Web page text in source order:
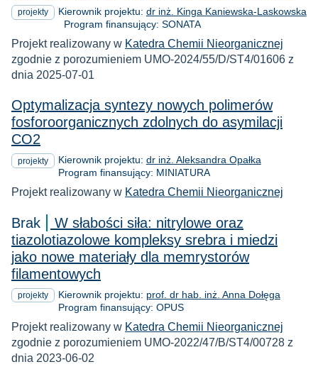
projekty Kierownik projektu: dr inż. Kinga Kaniewska-Laskowska
Program finansujący: SONATA
Projekt realizowany w Katedra Chemii Nieorganicznej
zgodnie z porozumieniem UMO-2024/55/D/ST4/01606 z
dnia 2025-07-01
Optymalizacja syntezy nowych polimerów
fosforoorganicznych zdolnych do asymilacji
CO2
projekty Kierownik projektu: dr inż. Aleksandra Opałka
Program finansujący: MINIATURA
Projekt realizowany w Katedra Chemii Nieorganicznej
Brak
W słabości siła: nitrylowe oraz
tiazolotiazolowe kompleksy srebra i miedzi
jako nowe materiały dla memrystorów
filamentowych
projekty Kierownik projektu: prof. dr hab. inż. Anna Dołęga
Program finansujący: OPUS
Projekt realizowany w Katedra Chemii Nieorganicznej
zgodnie z porozumieniem UMO-2022/47/B/ST4/00728 z
dnia 2023-06-02